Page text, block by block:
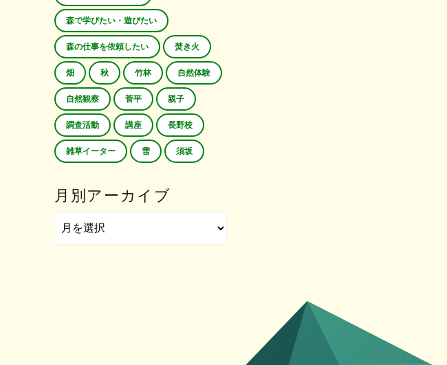
森で学びたい・遊びたい
森の仕事を依頼したい 焚き火
畑 秋 竹林 自然体験
自然観察 菅平 親子
調査活動 講座 長野校
雑草イーター 雪 須坂
月別アーカイブ